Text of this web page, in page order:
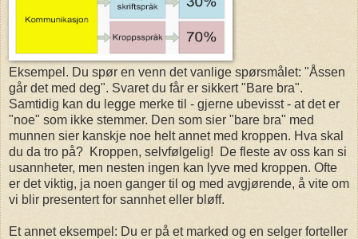
Eksempel. Du spør en venn det vanlige spørsmålet: "Åssen
går det med deg". Svaret du får er sikkert "Bare bra".
Samtidig kan du legge merke til - gjerne ubevisst - at det er
"noe" som ikke stemmer. Den som sier "bare bra" med
munnen sier kanskje noe helt annet med kroppen. Hva skal
du da tro på? Kroppen, selvfølgelig! De fleste av oss kan si
usannheter, men nesten ingen kan lyve med kroppen. Ofte
er det viktig, ja noen ganger til og med avgjørende, å vite om
vi blir presentert for sannhet eller bløff.
Et annet eksempel: Du er på et marked og en selger forteller